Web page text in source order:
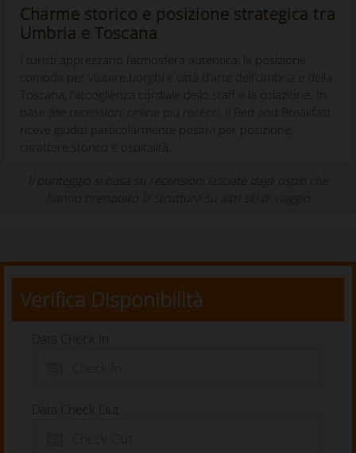
Charme storico e posizione strategica tra
Umbria e Toscana
I turisti apprezzano l’atmosfera autentica, la posizione
comoda per visitare borghi e città d’arte dell’Umbria e della
Toscana, l’accoglienza cordiale dello staff e la colazione. In
base alle recensioni online più recenti, Il Bed and Breakfast
riceve giudizi particolarmente positivi per posizione,
carattere storico e ospitalità.
Il punteggio si basa su recensioni lasciate dagli ospiti che
hanno prenotato la struttura su altri siti di viaggio
Verifica Disponibilità
Data Check In
Data Check Out